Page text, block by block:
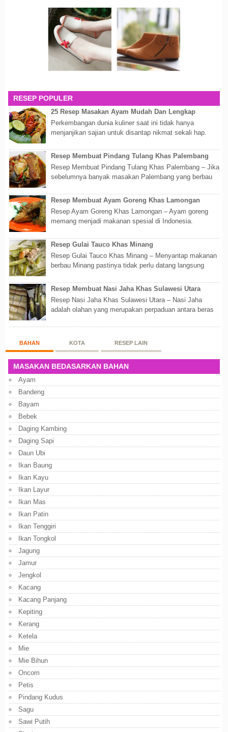
RESEP POPULER
25 Resep Masakan Ayam Mudah Dan Lengkap
Perkembangan dunia kuliner saat ini tidak hanya
menjanjikan sajian untuk disantap nikmat sekali hap.
Resep Membuat Pindang Tulang Khas Palembang
Resep Membuat Pindang Tulang Khas Palembang – Jika
sebelumnya banyak masakan Palembang yang berbau
Resep Membuat Ayam Goreng Khas Lamongan
Resep Ayam Goreng Khas Lamongan – Ayam goreng
memang menjadi makanan spesial di Indonesia.
Resep Gulai Tauco Khas Minang
Resep Gulai Tauco Khas Minang – Menyantap makanan
berbau Minang pastinya tidak perlu datang langsung
Resep Membuat Nasi Jaha Khas Sulawesi Utara
Resep Nasi Jaha Khas Sulawesi Utara – Nasi Jaha
adalah olahan yang merupakan perpaduan antara beras
BAHAN KOTA RESEP LAIN
MASAKAN BEDASARKAN BAHAN
Ayam
Bandeng
Bayam
Bebek
Daging Kambing
Daging Sapi
Daun Ubi
Ikan Baung
Ikan Kayu
Ikan Layur
Ikan Mas
Ikan Patin
Ikan Tenggiri
Ikan Tongkol
Jagung
Jamur
Jengkol
Kacang
Kacang Panjang
Kepiting
Kerang
Ketela
Mie
Mie Bihun
Oncom
Petis
Pindang Kudus
Sagu
Sawi Putih